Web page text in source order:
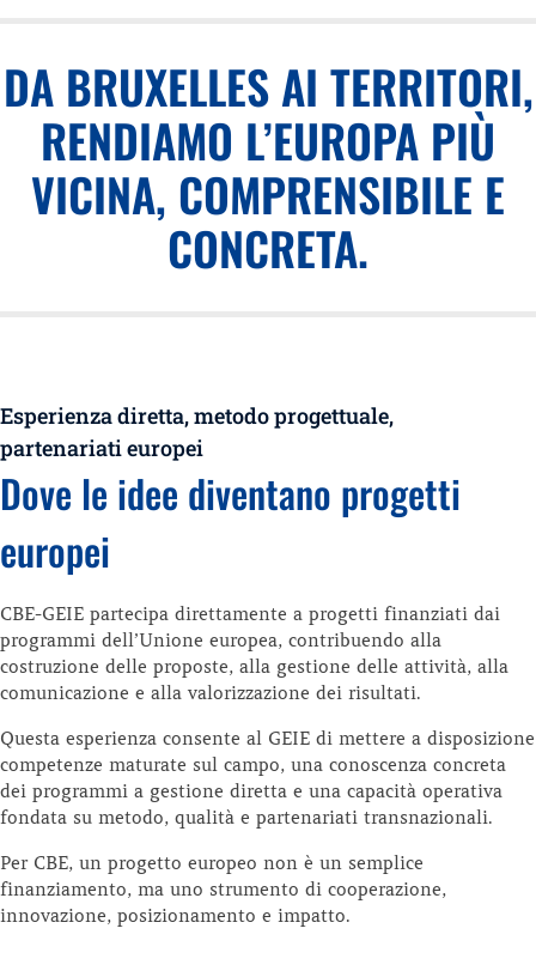
DA BRUXELLES AI TERRITORI,
RENDIAMO L’EUROPA PIÙ
VICINA, COMPRENSIBILE E
CONCRETA.
Esperienza diretta, metodo progettuale,
partenariati europei
Dove le idee diventano progetti
europei
CBE-GEIE partecipa direttamente a progetti finanziati dai
programmi dell’Unione europea, contribuendo alla
costruzione delle proposte, alla gestione delle attività, alla
comunicazione e alla valorizzazione dei risultati.
Questa esperienza consente al GEIE di mettere a disposizione
competenze maturate sul campo, una conoscenza concreta
dei programmi a gestione diretta e una capacità operativa
fondata su metodo, qualità e partenariati transnazionali.
Per CBE, un progetto europeo non è un semplice
finanziamento, ma uno strumento di cooperazione,
innovazione, posizionamento e impatto.